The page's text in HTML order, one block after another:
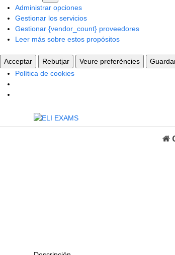
Administrar opciones
Gestionar los servicios
Gestionar {vendor_count} proveedores
Leer más sobre estos propósitos
Acceptar Rebutjar Veure preferències
Política de cookies